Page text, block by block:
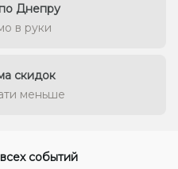
Днепру
в руки
скидок
меньше
событий